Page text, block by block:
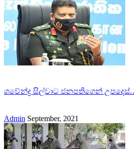
ශවේන්ද්‍ර සිල්වාට ජනපතිගෙන්
Admin September, 2021